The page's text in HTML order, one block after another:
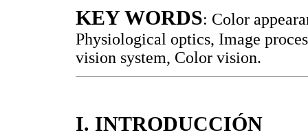
KEY WORDS: Color
Physiological optics, Image
vision system, Color vision.
I. INTRODUCCIÓN